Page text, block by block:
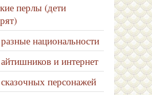
перлы (дети
национальности
и интернет
персонажей